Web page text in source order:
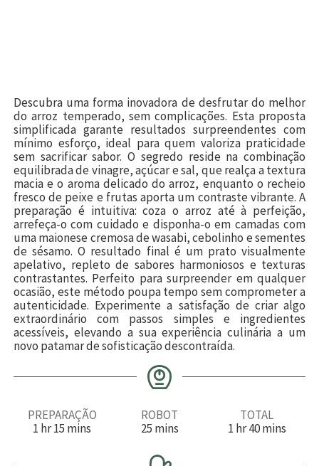
Descubra uma forma inovadora de desfrutar do melhor
do arroz temperado, sem complicações. Esta proposta
simplificada garante resultados surpreendentes com
mínimo esforço, ideal para quem valoriza praticidade
sem sacrificar sabor. O segredo reside na combinação
equilibrada de vinagre, açúcar e sal, que realça a textura
macia e o aroma delicado do arroz, enquanto o recheio
fresco de peixe e frutas aporta um contraste vibrante. A
preparação é intuitiva: coza o arroz até à perfeição,
arrefeça-o com cuidado e disponha-o em camadas com
uma maionese cremosa de wasabi, cebolinho e sementes
de sésamo. O resultado final é um prato visualmente
apelativo, repleto de sabores harmoniosos e texturas
contrastantes. Perfeito para surpreender em qualquer
ocasião, este método poupa tempo sem comprometer a
autenticidade. Experimente a satisfação de criar algo
extraordinário com passos simples e ingredientes
acessíveis, elevando a sua experiência culinária a um
novo patamar de sofisticação descontraída.
PREPARAÇÃO
1 h
hr15 m
mins
ROBOT
25m
n
mins
TOTAL
1hhr40mmins